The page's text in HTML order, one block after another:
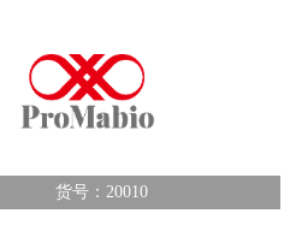
货号：20010